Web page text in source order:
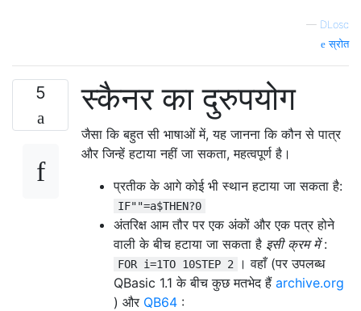
— DLosc
स्रोत
5 स्कैनर का दुरुपयोग
जैसा कि बहुत सी भाषाओं में, यह जानना कि कौन से पात्र
और जिन्हें हटाया नहीं जा सकता, महत्वपूर्ण है।
प्रतीक के आगे कोई भी स्थान हटाया जा सकता है:
IF""=a$THEN?0
अंतरिक्ष आम तौर पर एक अंकों और एक पत्र होने
वाली के बीच हटाया जा सकता है इसी क्रम में:
FOR i=1TO 10STEP 2
। वहाँ (पर उपलब्ध
QBasic 1.1 के बीच कुछ मतभेद हैं archive.org
) और QB64 :